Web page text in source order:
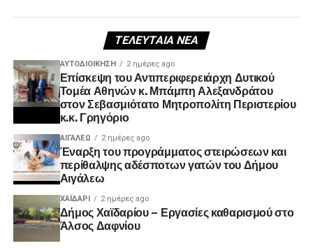
ΤΕΛΕΥΤΑΊΑ ΝΈΑ
ΑΥΤΟΔΙΟΊΚΗΣΗ 2 ημέρες ago
Επίσκεψη του Αντιπεριφερειάρχη Δυτικού
Τομέα Αθηνών κ. Μπάμπη Αλεξανδράτου
στον Σεβασμιότατο Μητροπολίτη Περιστερίου
κ.κ. Γρηγόριο
ΑΙΓΑΛΕΩ 2 ημέρες ago
Έναρξη του προγράμματος στειρώσεων και
περίθαλψης αδέσποτων γατών του Δήμου
Αιγάλεω
ΧΑΪΔΑΡΙ 2 ημέρες ago
Δήμος Χαϊδαρίου – Εργασίες καθαρισμού στο
Άλσος Δαφνίου